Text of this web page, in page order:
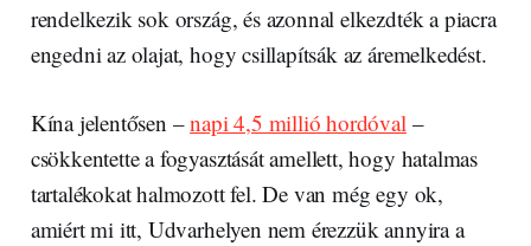
rendelkezik sok ország, és azonnal elkezdték a piacra
engedni az olajat, hogy csillapítsák az áremelkedést.
Kína jelentősen –napi 4,5 millió hordóval–
csökkentette a fogyasztását amellett, hogy hatalmas
tartalékokat halmozott fel. De van még egy ok,
amiért mi itt, Udvarhelyen nem érezzük annyira a